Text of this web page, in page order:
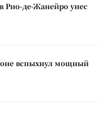
Рио-де-Жанейро унес
вспыхнул мощный